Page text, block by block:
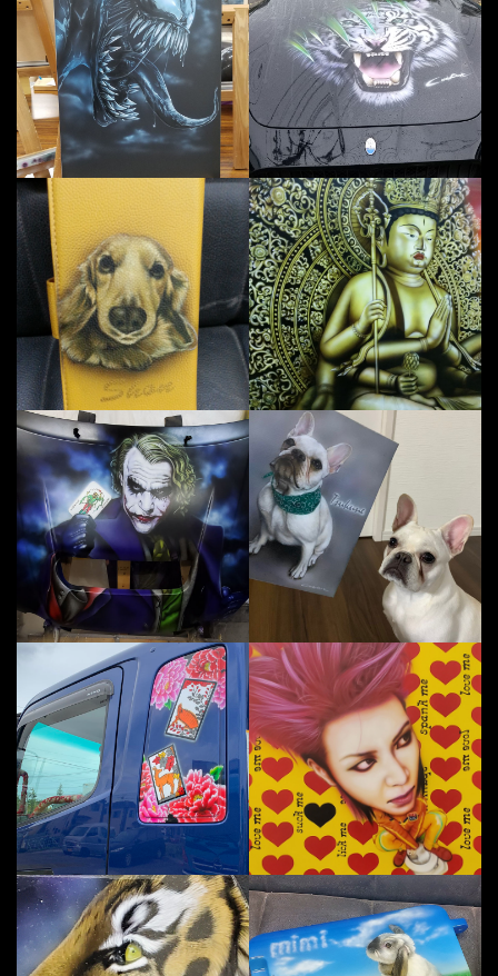
革のスマホカバーにワンちゃん描
ボンネットにジョーカー描かせて
トラックの窓パネルに牡丹のエア
エアブラシで虎を描きました！